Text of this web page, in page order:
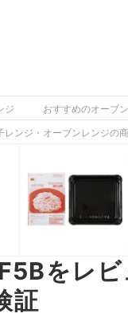
ジ おすすめのオーブ
レンジ・オーブンレンジの
をレビ
証